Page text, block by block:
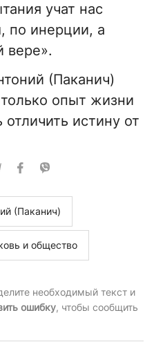
учат нас
по инерции, а
вере».
(Паканич)
опыт жизни
истину от
(Паканич)
и общество
необходимый текст и
ошибку, чтобы сообщить